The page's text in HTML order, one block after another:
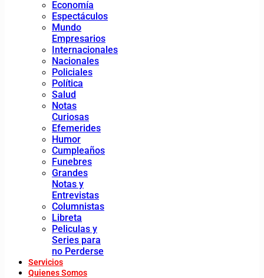
Economía
Espectáculos
Mundo
Empresarios
Internacionales
Nacionales
Policiales
Política
Salud
Notas
Curiosas
Efemerides
Humor
Cumpleaños
Funebres
Grandes
Notas y
Entrevistas
Columnistas
Libreta
Peliculas y
Series para
no Perderse
Servicios
Quienes Somos